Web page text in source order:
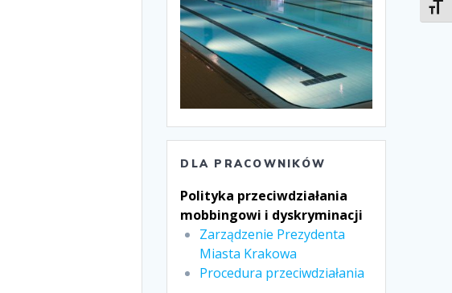
DLA PRACOWNIKÓW
Polityka przeciwdziałania
mobbingowi i dyskryminacji
Zarządzenie Prezydenta
Miasta Krakowa
Procedura przeciwdziałania